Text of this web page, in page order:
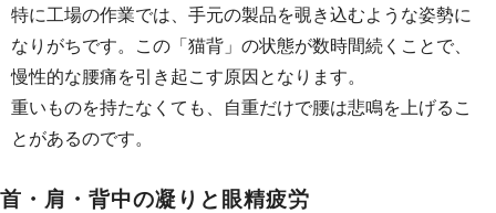
特に工場の作業では、手元の製品を覗き込むような姿勢に
なりがちです。この「猫背」の状態が数時間続くことで、
慢性的な腰痛を引き起こす原因となります。
重いものを持たなくても、自重だけで腰は悲鳴を上げるこ
とがあるのです。
首・肩・背中の凝りと眼精疲労